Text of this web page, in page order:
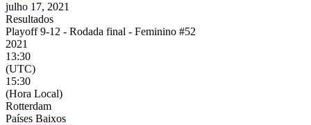
julho 17, 2021
Resultados
Playoff 9-12 - Rodada final - Feminino #52
2021
13:30
(UTC)
15:30
(Hora Local)
Rotterdam
Países Baixos